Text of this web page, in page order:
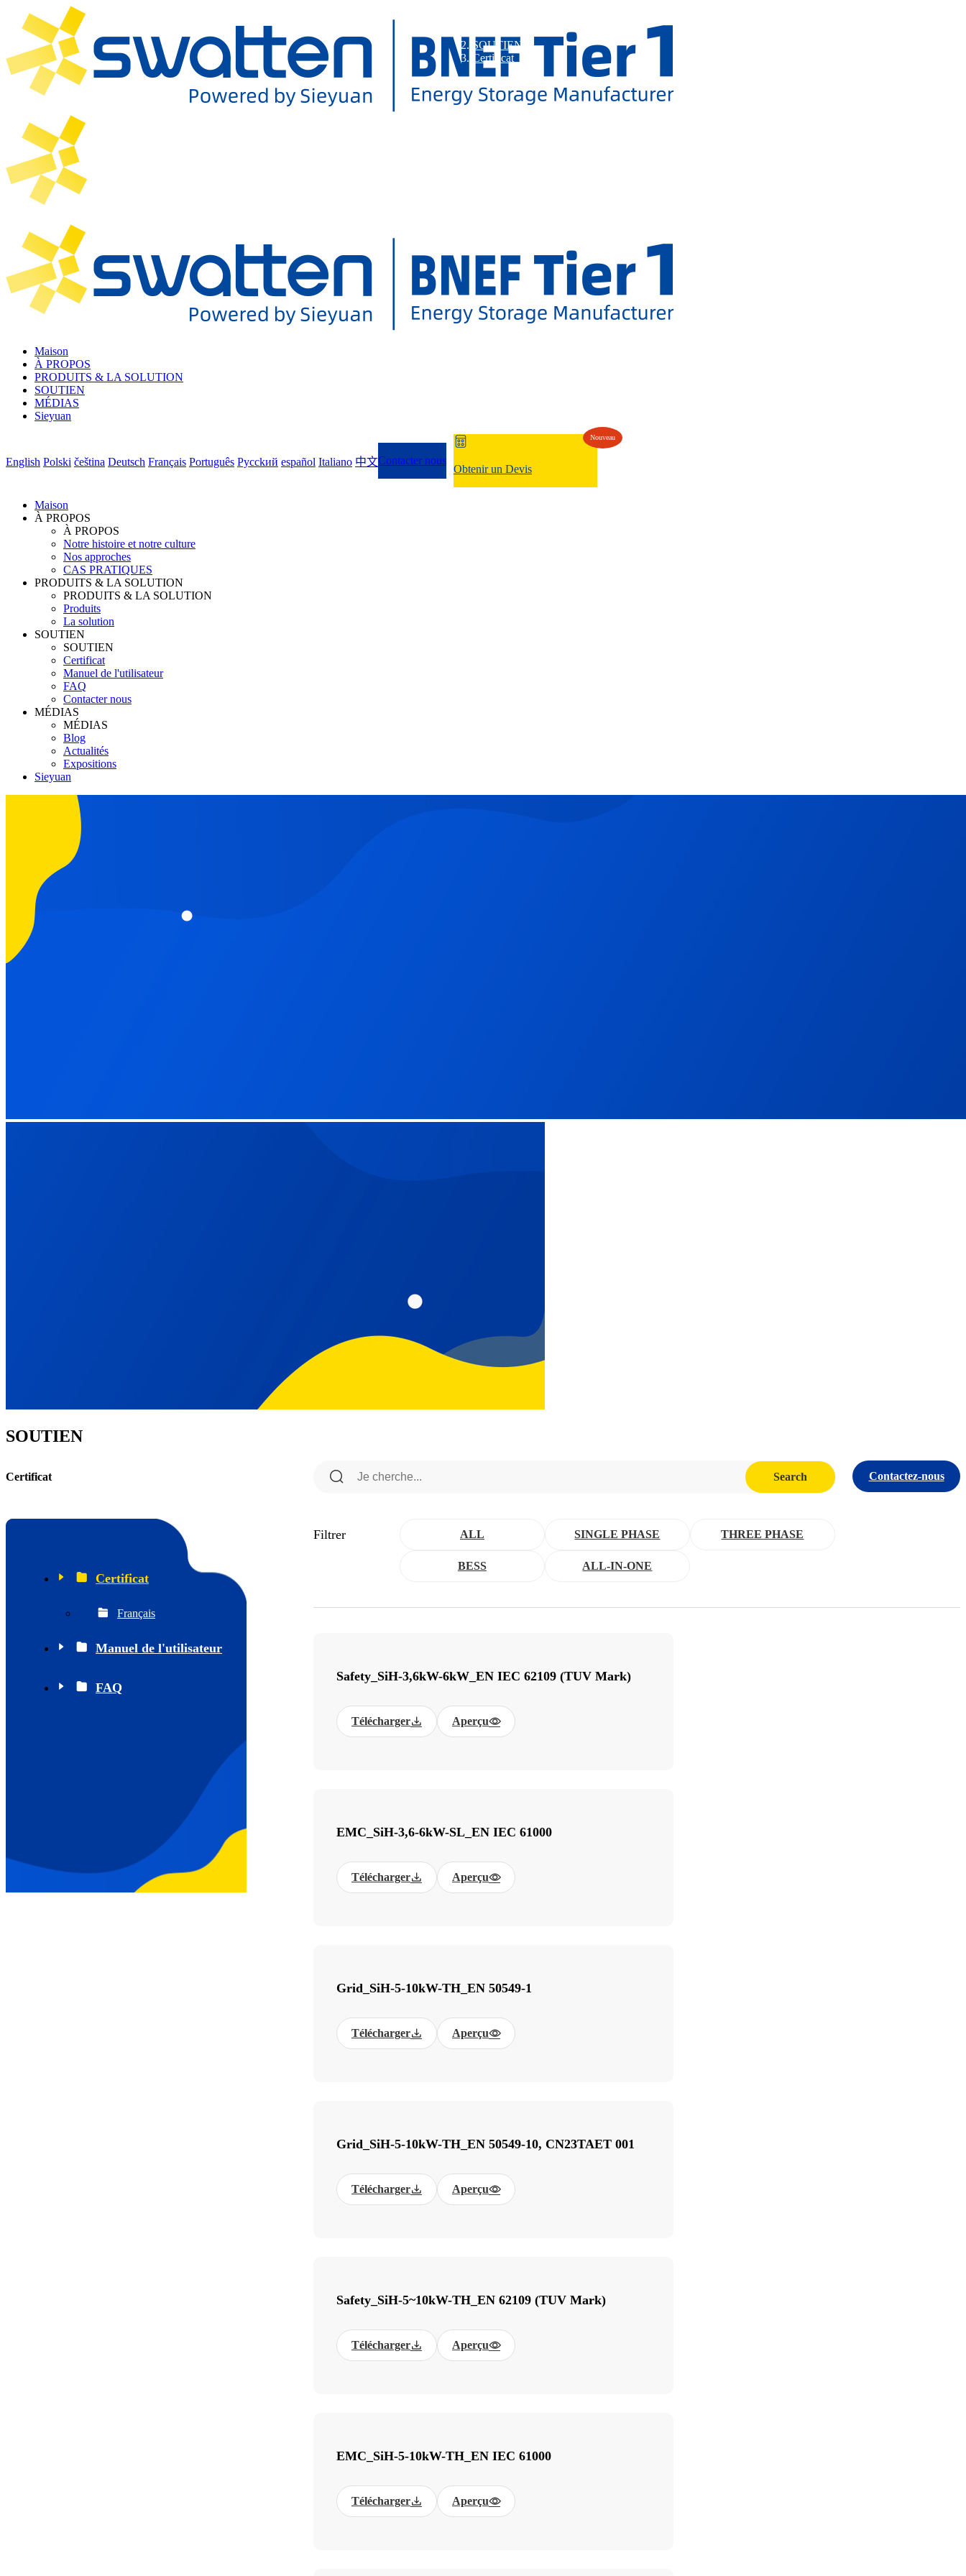
Maison
À PROPOS
PRODUITS & LA SOLUTION
SOUTIEN
MÉDIAS
Sieyuan
English Polski čeština Deutsch Français Português Pycckий español Italiano 中文Contacter nous
Obtenir un Devis
Nouveau
Maison
À PROPOS
À PROPOS
Notre histoire et notre culture
Nos approches
CAS PRATIQUES
PRODUITS & LA SOLUTION
PRODUITS & LA SOLUTION
Produits
La solution
SOUTIEN
SOUTIEN
Certificat
Manuel de l'utilisateur
FAQ
Contacter nous
MÉDIAS
MÉDIAS
Blog
Actualités
Expositions
Sieyuan
SOUTIEN
Certificat
SOUTIEN
Certificat Search Contactez-nous
Certificat
Français
Manuel de l'utilisateur
FAQ
Filtrer ALL SINGLE PHASE THREE PHASE
BESS ALL-IN-ONE
Safety_SiH-3,6kW-6kW_EN IEC 62109 (TUV Mark)
Télécharger Aperçu
EMC_SiH-3,6-6kW-SL_EN IEC 61000
Télécharger Aperçu
Grid_SiH-5-10kW-TH_EN 50549-1
Télécharger Aperçu
Grid_SiH-5-10kW-TH_EN 50549-10, CN23TAET 001
Télécharger Aperçu
Safety_SiH-5~10kW-TH_EN 62109 (TUV Mark)
Télécharger Aperçu
EMC_SiH-5-10kW-TH_EN IEC 61000
Télécharger Aperçu